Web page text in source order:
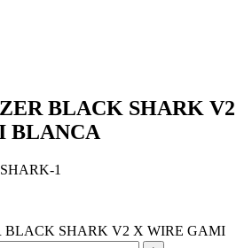
BLACK SHARK V2
BLANCA
1
BLACK SHARK V2 X WIRE GAMI